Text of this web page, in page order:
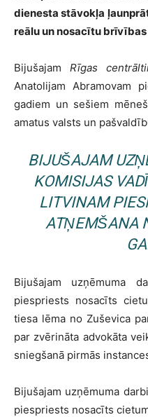
dienesta stāvokļa
reālu un nosacītu
Bijušajam Rīgas
Anatolijam Abramovam
gadiem un sešiem
amatus valsts un
BIJUŠAJAM
KOMISIJAS
LITVINAM
ATŅEMŠANA
Bijušajam uzņēmuma
piespriests nosacīts
tiesa lēma no Zuševica
par zvērināta advokāta
sniegšanā pirmās
Bijušajam uzņēmuma
piespriests nosacīts